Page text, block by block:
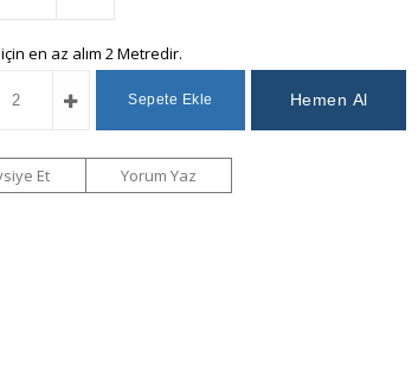
Ekle Listeme
Ekle
Fiyat
Düşünce
Haber
Gelince
Haber
en az alım 2 Metredir.
Et Yorum Yaz